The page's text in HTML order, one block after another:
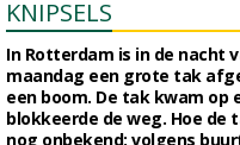
KNIPSELS
In Rotterdam is in de nacht
maandag een grote tak
een boom. De tak kwam op
blokkeerde de weg. Hoe de
nog onbekend; volgens